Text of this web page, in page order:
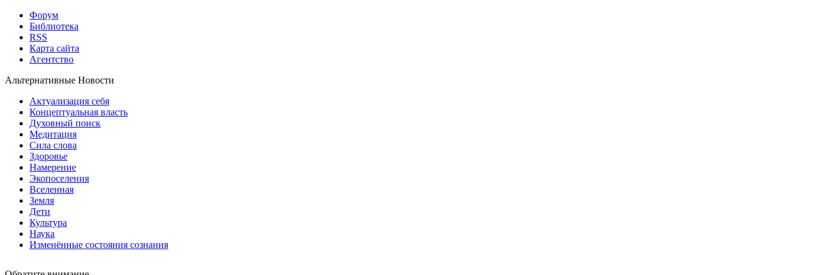
Форум
Библиотека
RSS
Карта сайта
Агентство
Альтернативные Новости
Актуализация себя
Концептуальная власть
Духовный поиск
Медитация
Сила слова
Здоровье
Намерение
Экопоселения
Вселенная
Земля
Дети
Культура
Наука
Изменённые состояния сознания